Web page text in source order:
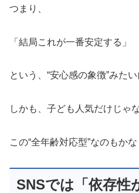
つまり、
「結局これが一番安定する」
という、“安心感の象徴”みた
しかも、子ども人気だけじゃ
この“全年齢対応型”なのもか
SNSでは「依存性